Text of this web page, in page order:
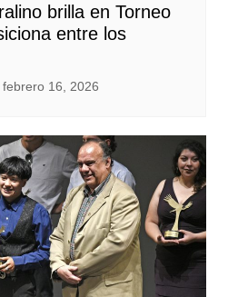
brilla en Torneo
entre los
febrero 16, 2026